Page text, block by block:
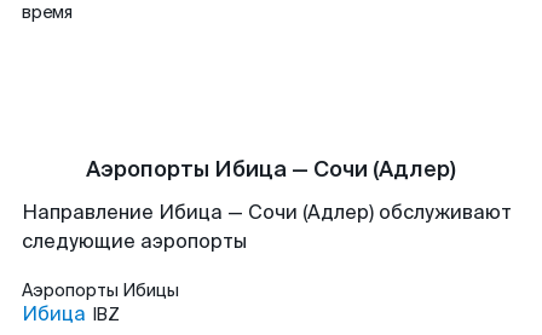
время
Аэропорты Ибица — Сочи (Адлер)
Направление Ибица — Сочи (Адлер) обслуживают
следующие аэропорты
Аэропорты Ибицы
Ибица IBZ